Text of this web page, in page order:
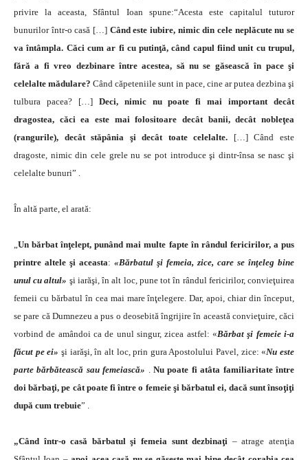
privire la aceasta, Sfântul Ioan spune:“Acesta este capitalul tuturor
bunurilor într-o casă […] Când este iubire, nimic din cele neplăcute nu se
va întâmpla. Căci cum ar fi cu putinţă, când capul fiind unit cu trupul,
fără a fi vreo dezbinare între acestea, să nu se găsească în pace şi
celelalte mădulare? Când căpeteniile sunt in pace, cine ar putea dezbina şi
tulbura pacea? […] Deci, nimic nu poate fi mai important decât
dragostea, căci ea este mai folositoare decât banii, decât nobleţea
(rangurile), decât stăpânia şi decât toate celelalte. […] Când este
dragoste, nimic din cele grele nu se pot introduce şi dintr-însa se nasc şi
celelalte bunuri” .
În altă parte, el arată:
Un bărbat înţelept, punând mai multe fapte în rândul fericirilor, a pus
printre altele şi aceasta: «Bărbatul şi femeia, zice, care se înţeleg bine
unul cu altul» şi iarăşi, în alt loc, pune tot în rândul fericirilor, convieţuirea
femeii cu bărbatul în cea mai mare înţelegere. Dar, apoi, chiar din început,
se pare că Dumnezeu a pus o deosebită îngrijire în această convieţuire, căci
vorbind de amândoi ca de unul singur, zicea astfel: «Bărbat şi femeie i-a
făcut pe ei» şi iarăşi, în alt loc, prin gura Apostolului Pavel, zice: «Nu este
parte bărbătească sau femeiască» .Nu poate fi atâta familiaritate între
doi bărbaţi, pe cât poate fi între o femeie şi bărbatul ei, dacă sunt însoţiţi
după cum trebuie” .
„Când într-o casă bărbatul şi femeia sunt dezbinaţi – atrage atenţia